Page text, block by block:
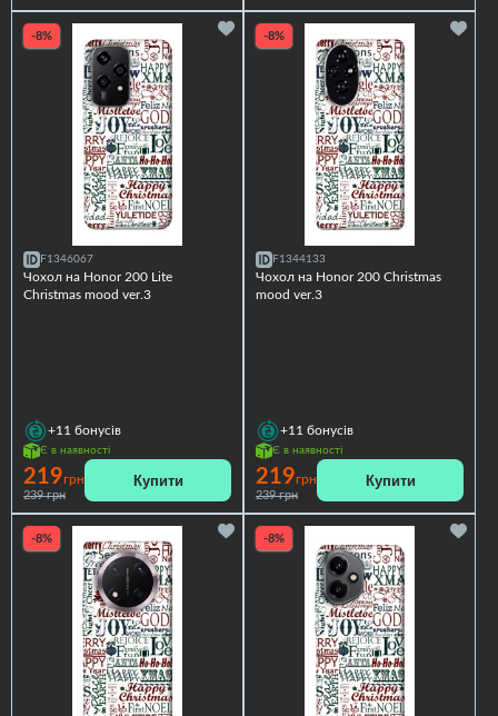
-8%
F1346067
Чохол на Honor 200 Lite
Christmas mood ver.3
+11 бонусів
Є в наявності
219грн
239 грн
Купити
-8%
F1344133
Чохол на Honor 200 Christmas
mood ver.3
+11 бонусів
Є в наявності
219грн
239 грн
Купити
-8% -8%